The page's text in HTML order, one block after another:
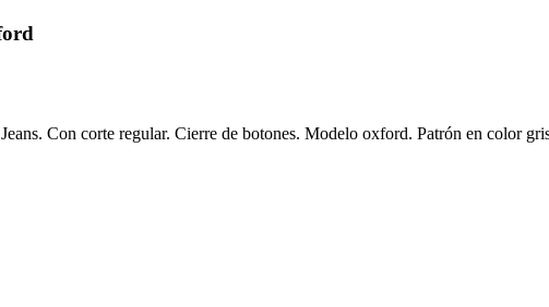
Con corte regular. Cierre de botones. Modelo oxford. Patrón en color